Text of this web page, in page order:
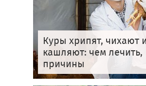
Куры хрипят, чихают
кашляют: чем лечить,
причины